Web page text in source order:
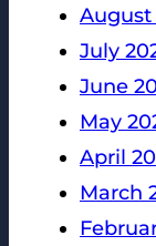
August
July
June
May
April
March